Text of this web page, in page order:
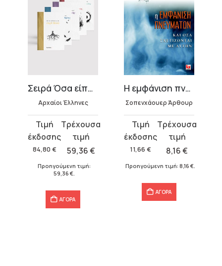
Σειρά Όσα είπαν οι αρχαίοι Έλληνες
Αρχαίοι Έλληνες
84,80 €
Original
price
was:
59,36€
τρέχουσα
τιμή
59,36 €.
Προηγούμενη τιμή:
59,36 €
ΑΓΟΡΑ
Η εμφάνιση πνευμάτων και όσα σχετίζονται με αυτήν
Σοπενχάουερ Άρθουρ
11,66 €
Original
price
was:
11,66 €.
8,16€
τρέχουσα
τιμή
Προηγούμενη τιμή: 8,16 €
ΑΓΟΡΑ